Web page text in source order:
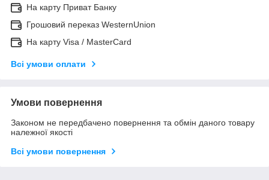
На карту Приват Банку
Грошовий переказ WesternUnion
На карту Visa / MasterCard
Всі умови оплати
Умови повернення
Законом не передбачено повернення та обмін даного товару
належної якості
Всі умови повернення